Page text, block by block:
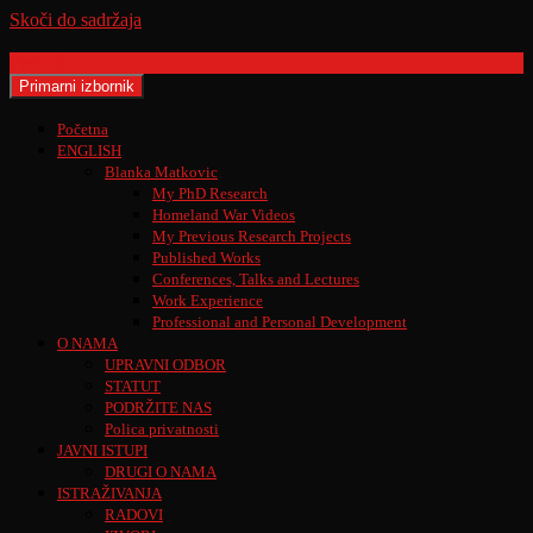
Skoči do sadržaja
Primarni izbornik
Početna
ENGLISH
Blanka Matkovic
My PhD Research
Homeland War Videos
My Previous Research Projects
Published Works
Conferences, Talks and Lectures
Work Experience
Professional and Personal Development
O NAMA
UPRAVNI ODBOR
STATUT
PODRŽITE NAS
Polica privatnosti
JAVNI ISTUPI
DRUGI O NAMA
ISTRAŽIVANJA
RADOVI